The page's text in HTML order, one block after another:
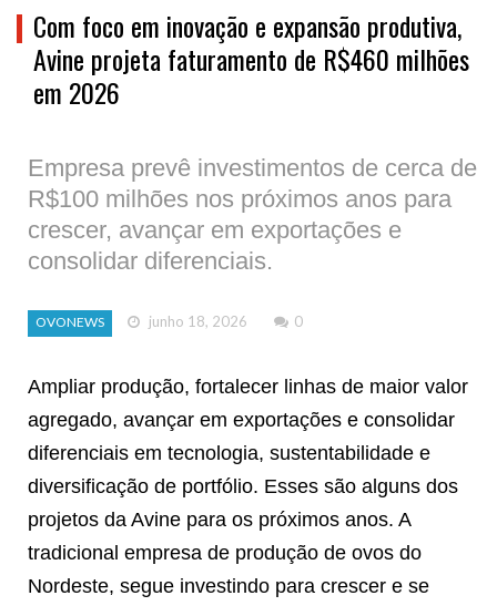
Com foco em inovação e expansão produtiva,
Avine projeta faturamento de R$460 milhões
em 2026
Empresa prevê investimentos de cerca de
R$100 milhões nos próximos anos para
crescer, avançar em exportações e
consolidar diferenciais.
OVONEWS junho 18, 2026 0
Ampliar produção, fortalecer linhas de maior valor
agregado, avançar em exportações e consolidar
diferenciais em tecnologia, sustentabilidade e
diversificação de portfólio. Esses são alguns dos
projetos da Avine para os próximos anos. A
tradicional empresa de produção de ovos do
Nordeste, segue investindo para crescer e se